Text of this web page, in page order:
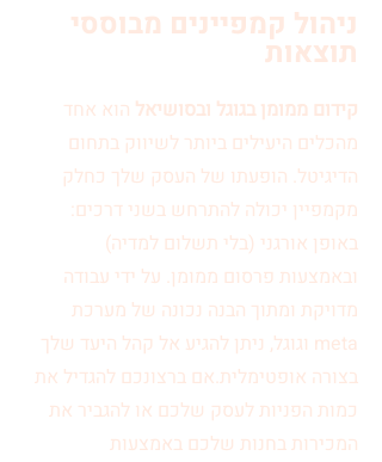
ניהול קמפיינים מבוססי
תוצאות
קידום ממומן בגוגל ובסושיאל הוא אחד
מהכלים היעילים ביותר לשיווק בתחום
הדיגיטל. הופעתו של העסק שלך כחלק
מקמפיין יכולה להתרחש בשני דרכים:
באופן אורגני (בלי תשלום למדיה)
ובאמצעות פרסום ממומן. על ידי עבודה
מדויקת ומתוך הבנה נכונה של מערכת
meta וגוגל, ניתן להגיע אל קהל היעד שלך
בצורה אופטימלית.אם ברצונכם להגדיל את
כמות הפניות לעסק שלכם או להגביר את
המכירות בחנות שלכם באמצעות